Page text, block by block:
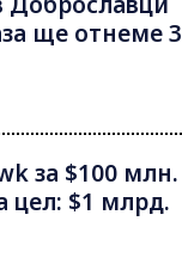
ще отнеме 3
за $100 млн.
цел: $1 млрд.